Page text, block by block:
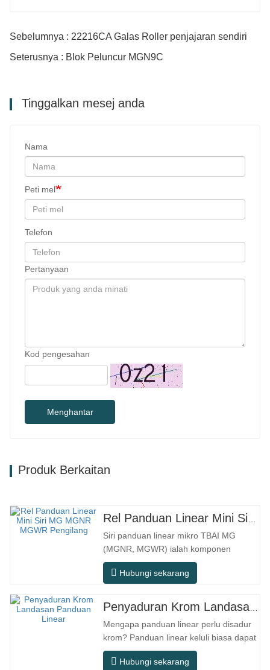
Sebelumnya : 22216CA Galas Roller penjajaran sendiri
Seterusnya : Blok Peluncur MGN9C
Tinggalkan mesej anda
Nama
Peti mel
Telefon
Pertanyaan
Kod pengesahan
Menghantar
Produk Berkaitan
Siri panduan linear mikro TBAI MG
(MGNR, MGWR) ialah komponen
gerakan linear berprestasi tinggi yang
direka khusus untuk peralatan kecil
ciri struktur padat, operasi lancar,
ketepatan kedudukan tinggi, dan ruang
pemasangan yang kecil. MGNR direka
dengan…
Hubungi sekarang
Mengapa panduan linear perlu disadur
krom? Panduan linear keluli biasa dapat
memenuhi keperluan operasi asas
dalam persekitaran kering dalaman
Hubungi sekarang